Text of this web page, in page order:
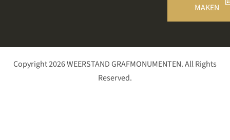
MAKEN
Copyright 2026 WEERSTAND GRAFMONUMENTEN. All Rights
Reserved.